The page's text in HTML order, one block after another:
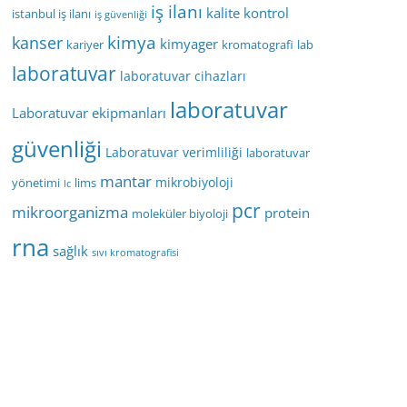
istanbul iş ilanı iş güvenliği iş ilanı kalite kontrol
kanser kariyer kimya kimyager kromatografi lab
laboratuvar laboratuvar cihazları
Laboratuvar ekipmanları laboratuvar
güvenliği Laboratuvar verimliliği laboratuvar
yönetimi lc lims mantar mikrobiyoloji
mikroorganizma moleküler biyoloji pcr protein
rna sağlık sıvı kromatografisi